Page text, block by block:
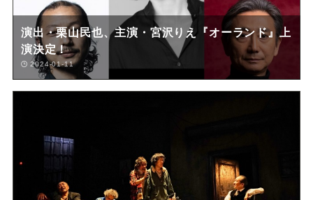
演出・栗山民也、主演・宮沢りえ『オーランド』上
演決定！
2024-01-11